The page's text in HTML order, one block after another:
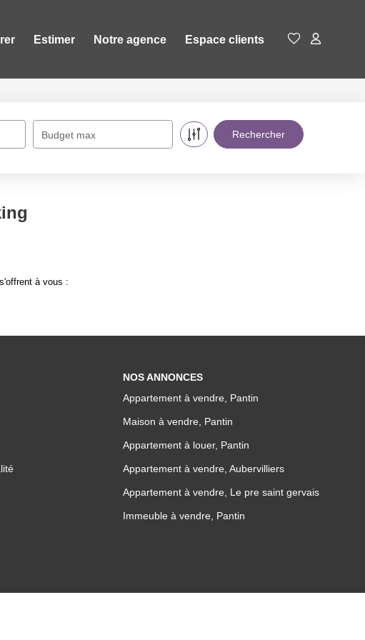
Estimer Notre agence Espace clients
Budget max
à vous :
NOS ANNONCES
Appartement à vendre, Pantin
Maison à vendre, Pantin
Appartement à louer, Pantin
Appartement à vendre, Aubervilliers
Appartement à vendre, Le pre saint gervais
Immeuble à vendre, Pantin